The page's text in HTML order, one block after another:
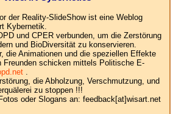
der Reality-SlideShow ist eine Weblog
Kybernetik.
und CPER verbunden, um die Zerstörung
und BioDiversität zu konservieren.
die Animationen und die speziellen Effekte
Freunden schicken mittels Politische E-
.
die Abholzung, Verschmutzung, und
zu stoppen !!!
oder Slogans an: feedback[at]wisart.net